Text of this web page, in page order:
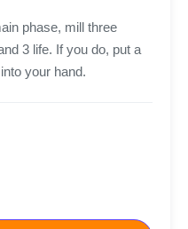
phase, mill three
3 life. If you do, put a
your hand.